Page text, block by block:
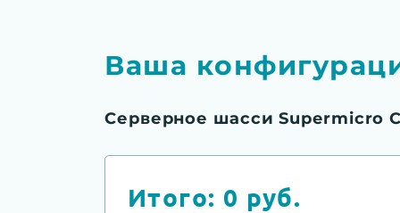
Ваша
Серверное шасси Supermicro
Итого: 0 руб.